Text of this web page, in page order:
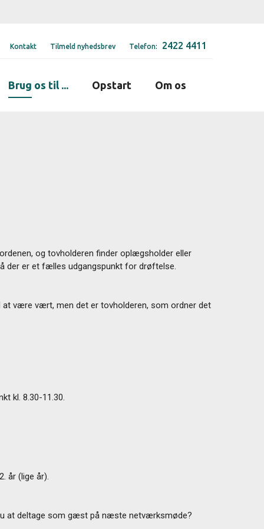
Kontakt Tilmeld nyhedsbrev Telefon: 2422 4411
Brug os til ... Opstart Om os
og tovholderen finder oplægsholder eller
der er et fælles udgangspunkt for drøftelse.
være vært, men det er tovholderen, som ordner det
kl. 8.30-11.30.
år (lige år).
at deltage som gæst på næste netværksmøde?